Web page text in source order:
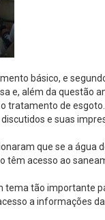
básico, e
e, além da questão
tratamento de
e suas
que se a água
acesso ao
tema tão importante
a informações